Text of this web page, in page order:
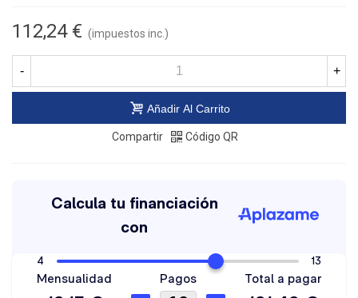
112,24 € (impuestos inc.)
- +
Añadir Al Carrito
Compartir Código QR